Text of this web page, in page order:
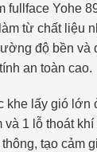
fullface Yohe
từ chất liệu
độ bền và
an toàn cao.
khe lấy gió lớn
và 1 lỗ thoát
tạo cảm